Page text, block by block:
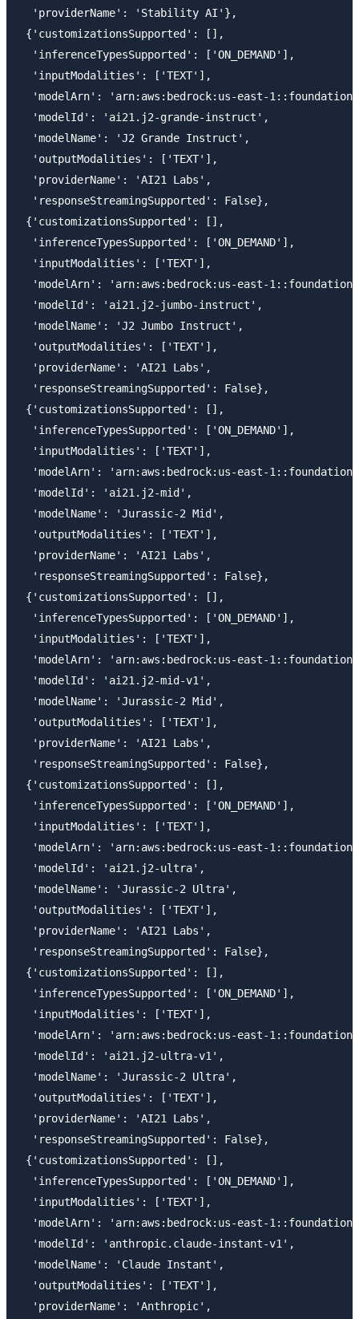
  'providerName': 'Stability AI'},
{'customizationsSupported': [],
  'inferenceTypesSupported': ['ON_DEMAND'],
  'inputModalities': ['TEXT'],
'modelArn': 'arn:aws:bedrock:us-east-
  'modelId': 'ai21.j2-grande-instruct',
  'modelName': 'J2 Grande Instruct',
  'outputModalities': ['TEXT'],
  'providerName': 'AI21 Labs',
  'responseStreamingSupported': False},
{'customizationsSupported': [],
  'inferenceTypesSupported': ['ON_DEMAND'],
  'inputModalities': ['TEXT'],
'modelArn': 'arn:aws:bedrock:us-east-
  'modelId': 'ai21.j2-jumbo-instruct',
  'modelName': 'J2 Jumbo Instruct',
  'outputModalities': ['TEXT'],
  'providerName': 'AI21 Labs',
  'responseStreamingSupported': False},
{'customizationsSupported': [],
  'inferenceTypesSupported': ['ON_DEMAND'],
  'inputModalities': ['TEXT'],
'modelArn': 'arn:aws:bedrock:us-east-
  'modelId': 'ai21.j2-mid',
  'modelName': 'Jurassic-2 Mid',
  'outputModalities': ['TEXT'],
  'providerName': 'AI21 Labs',
  'responseStreamingSupported': False},
{'customizationsSupported': [],
  'inferenceTypesSupported': ['ON_DEMAND'],
  'inputModalities': ['TEXT'],
'modelArn': 'arn:aws:bedrock:us-east-
  'modelId': 'ai21.j2-mid-v1',
  'modelName': 'Jurassic-2 Mid',
  'outputModalities': ['TEXT'],
  'providerName': 'AI21 Labs',
  'responseStreamingSupported': False},
{'customizationsSupported': [],
  'inferenceTypesSupported': ['ON_DEMAND'],
  'inputModalities': ['TEXT'],
'modelArn': 'arn:aws:bedrock:us-east-
  'modelId': 'ai21.j2-ultra',
  'modelName': 'Jurassic-2 Ultra',
  'outputModalities': ['TEXT'],
  'providerName': 'AI21 Labs',
  'responseStreamingSupported': False},
{'customizationsSupported': [],
  'inferenceTypesSupported': ['ON_DEMAND'],
  'inputModalities': ['TEXT'],
'modelArn': 'arn:aws:bedrock:us-east-
  'modelId': 'ai21.j2-ultra-v1',
  'modelName': 'Jurassic-2 Ultra',
  'outputModalities': ['TEXT'],
  'providerName': 'AI21 Labs',
  'responseStreamingSupported': False},
{'customizationsSupported': [],
  'inferenceTypesSupported': ['ON_DEMAND'],
  'inputModalities': ['TEXT'],
'modelArn': 'arn:aws:bedrock:us-east-
  'modelId': 'anthropic.claude-instant-v1',
  'modelName': 'Claude Instant',
  'outputModalities': ['TEXT'],
  'providerName': 'Anthropic',